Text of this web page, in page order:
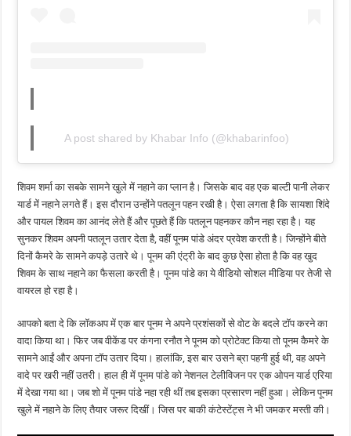
A post shared by Khabar Info (@khabarinfoo)
शिवम शर्मा का सबके सामने खुले में नहाने का प्लान है। जिसके बाद वह एक बाल्टी पानी लेकर
यार्ड में नहाने लगते हैं। इस दौरान उन्होंने पतलून पहन रखी है। ऐसा लगता है कि सायशा शिंदे
और पायल शिवम का आनंद लेते हैं और पूछते हैं कि पतलून पहनकर कौन नहा रहा है। यह
सुनकर शिवम अपनी पतलून उतार देता है, वहीं पूनम पांडे अंदर प्रवेश करती है। जिन्होंने बीते
दिनों कैमरे के सामने कपड़े उतारे थे। पूनम की एंट्री के बाद कुछ ऐसा होता है कि वह खुद
शिवम के साथ नहाने का फैसला करती है। पूनम पांडे का ये वीडियो सोशल मीडिया पर तेजी से
वायरल हो रहा है।
आपको बता दे कि लॉकअप में एक बार पूनम ने अपने प्रशंसकों से वोट के बदले टॉप करने का
वादा किया था। फिर जब वीकेंड पर कंगना रनौत ने पूनम को प्रोटेक्ट किया तो पूनम कैमरे के
सामने आईं और अपना टॉप उतार दिया। हालांकि, इस बार उसने ब्रा पहनी हुई थी, वह अपने
वादे पर खरी नहीं उतरी। हाल ही में पूनम पांडे को नेशनल टेलीविजन पर एक ओपन यार्ड एरिया
में देखा गया था। जब शो में पूनम पांडे नहा रही थीं तब इसका प्रसारण नहीं हुआ। लेकिन पूनम
खुले में नहाने के लिए तैयार जरूर दिखीं। जिस पर बाकी कंटेस्टेंट्स ने भी जमकर मस्ती की।